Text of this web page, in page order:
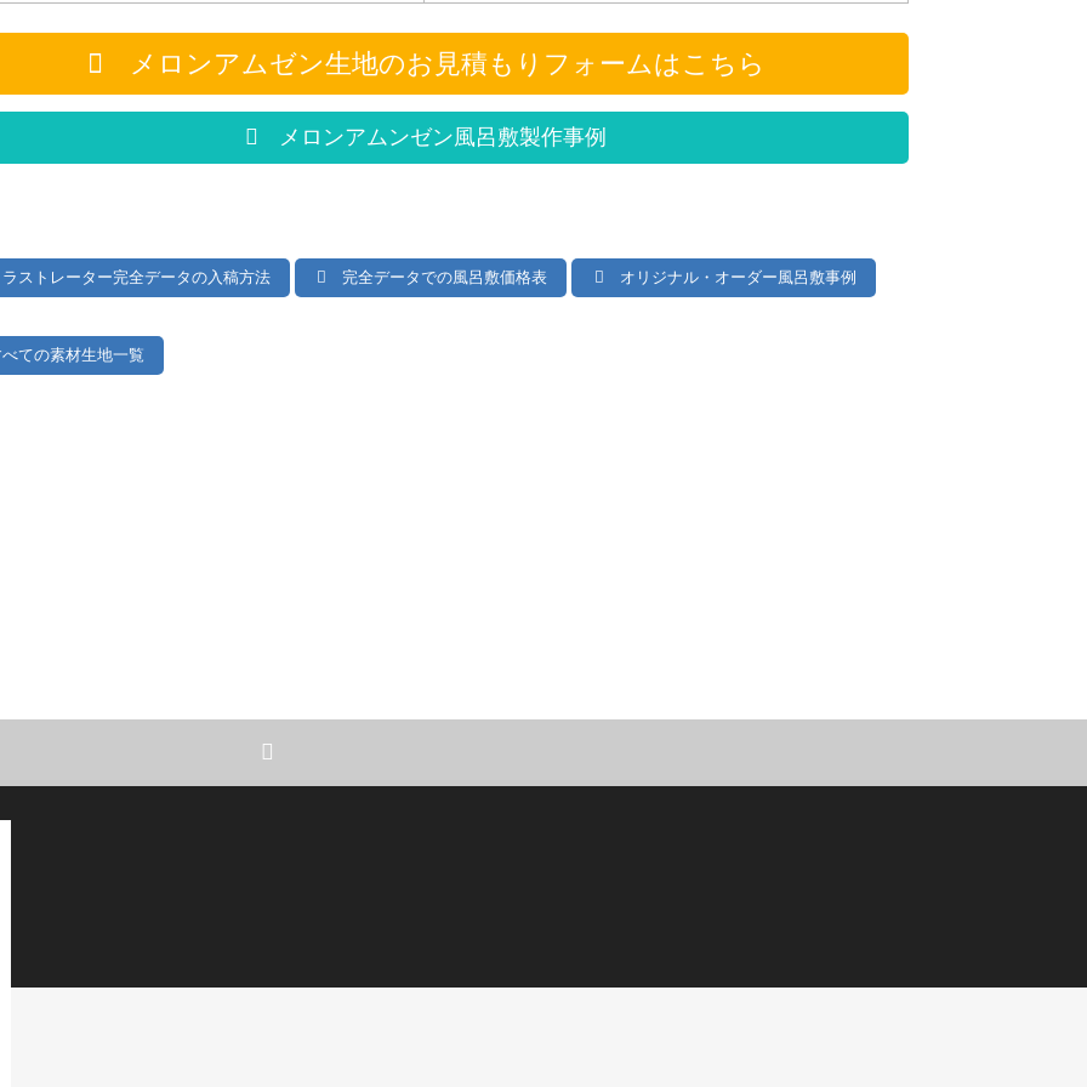
メロンアムゼン生地のお見積もりフォームはこちら
メロンアムンゼン風呂敷製作事例
ストレーター完全データの入稿方法 完全データでの風呂敷価格表 オリジナル・オーダー風呂敷事例
ての素材生地一覧